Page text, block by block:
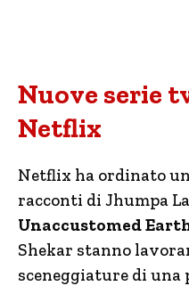
Nuove serie
Netflix
Netflix ha ordinato
racconti di Jhumpa
Unaccustomed
Shekar stanno
sceneggiature di una